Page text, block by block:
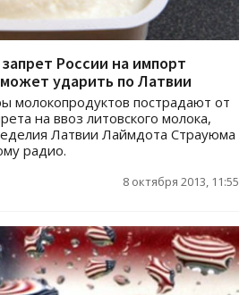
России на импорт
ударить по Латвии
молокопродуктов пострадают от
на ввоз литовского молока,
Латвии Лаймдота Страуюма
радио.
8 октября 2013, 11:55